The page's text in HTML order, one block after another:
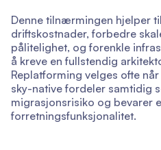
Denne tilnærmingen hjelper
driftskostnader, forbedre
pålitelighet, og forenkle
å kreve en fullstendig
Replatforming velges ofte
sky-native fordeler samtidig
migrasjonsrisiko og bevarer
forretningsfunksjonalitet.